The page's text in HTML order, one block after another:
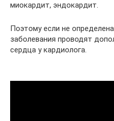
миокардит, эндокардит.
Поэтому если не
заболевания проводят
сердца у кардиолога.